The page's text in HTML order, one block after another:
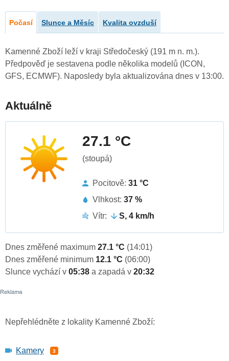
Počasí Slunce a Měsíc Kvalita ovzduší
Kamenné Zboží leží v kraji Středočeský (191 m n. m.).
Předpověď je sestavena podle několika modelů (ICON,
GFS, ECMWF). Naposledy byla aktualizována dnes v 13:00.
Aktuálně
27.1 °C
(stoupá)
Pocitově: 31 °C
Vlhkost: 37 %
Vítr:
S, 4 km/h
Dnes změřené maximum 27.1 °C (14:01)
Dnes změřené minimum 12.1 °C (06:00)
Slunce vychází v 05:38 a zapadá v 20:32
Nepřehlédněte z lokality Kamenné Zboží:
Kamery 3